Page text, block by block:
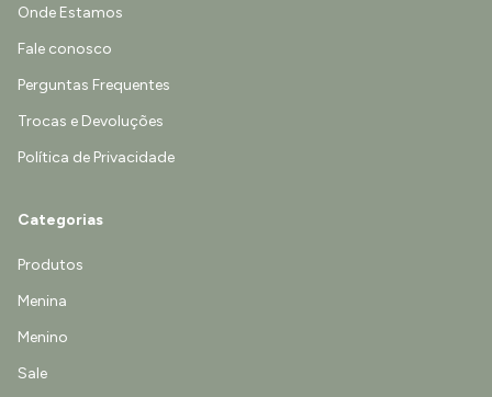
Onde Estamos
Fale conosco
Perguntas Frequentes
Trocas e Devoluções
Política de Privacidade
Categorias
Produtos
Menina
Menino
Sale